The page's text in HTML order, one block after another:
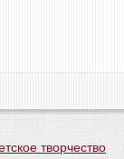
творчество